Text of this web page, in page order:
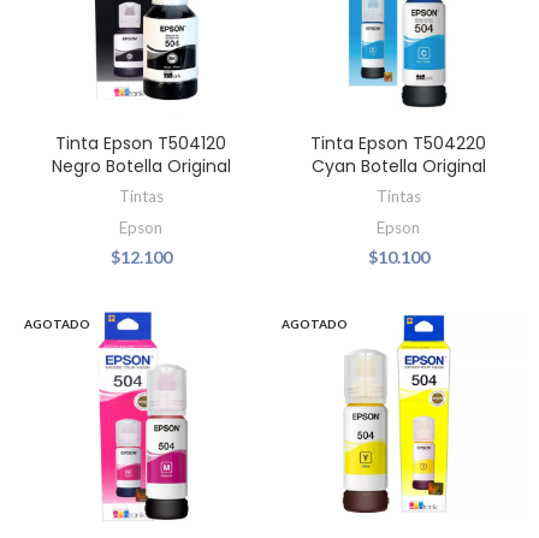
Tinta Epson T504120
Negro Botella Original
Tintas
Epson
$12.100
Tinta Epson T504220
Cyan Botella Original
Tintas
Epson
$10.100
AGOTADO AGOTADO